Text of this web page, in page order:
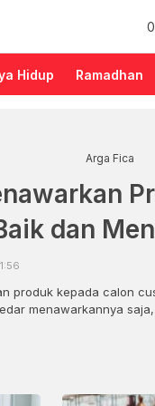
Hidup Ramadhan
Arga Fica
dan
produk kepada calon
menawarkannya